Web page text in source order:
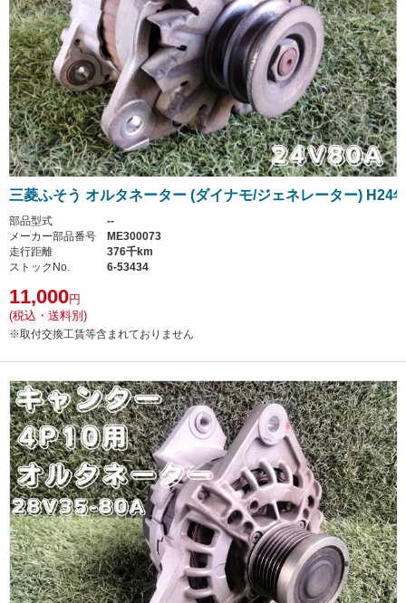
三菱ふそう オルタネーター (ダイナモ/ジェネレーター) H24
部品型式
--
メーカー部品番号
ME300073
走行距離
376千km
ストックNo.
6-53434
11,000円
(税込・送料別)
※取付交換工賃等含まれておりません